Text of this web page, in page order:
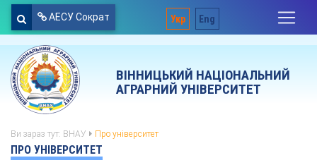
АЕСУ Сократ Укр Eng
ВІННИЦЬКИЙ НАЦІОНАЛЬНИЙ
АГРАРНИЙ УНІВЕРСИТЕТ
Ви зараз тут: ВНАУ Про університет
ПРО УНІВЕРСИТЕТ